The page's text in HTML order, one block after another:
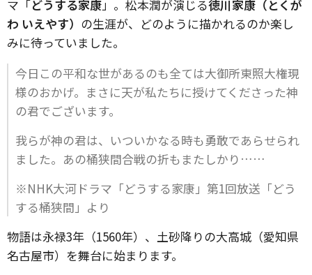
マ「どうする家康」。松本潤が演じる徳川家康（とくが
わ いえやす） の生涯が、どのように描かれるのか楽し
みに待っていました。
今日この平和な世があるのも全ては大御所東照大権現
様のおかげ。まさに天が私たちに授けてくださった神
の君でございます。
我らが神の君は、いついかなる時も勇敢であらせられ
ました。あの桶狭間合戦の折もまたしかり……
※NHK大河ドラマ「どうする家康」第1回放送「どう
する桶狭間」より
物語は永禄3年（1560年）、土砂降りの大高城（愛知県
名古屋市）を舞台に始まります。